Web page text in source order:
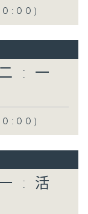
: 一
: 活